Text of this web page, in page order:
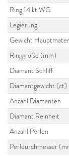
Ring 14 kt WG
Legierung
Gewicht
Ringgröße (mm)
Diamant Schliff
Diamantgewicht (ct)
Anzahl Diamanten
Diamant Reinheit
Anzahl Perlen
Perldurchmesser